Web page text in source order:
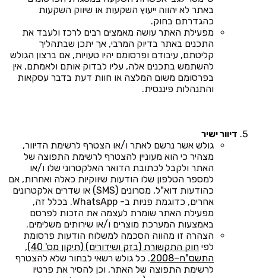
באתר לא יהווה ייעוץ השקעות או שיווק השקעות
כהגדרתם בחוק.
מפעילת האתר עושה מאמצים רבים לרכז ולעבד את
התכנים באתר בדיוק המרבי, אך יתכן שבתהליך
קליטתם, עיבודם ופרסומם יהיו טעויות, אם ברצון הגולש
להשתמש בתכנים אלה, עליו לבדוק אותם ולאמתם, אין
בפרסומם משום המלצה או חוות דעת בדבר עסקאות
והתנהלות פיננסית.
דיוור ישיר
גולש אשר נרשם לאתר ו/או הצטרף לרשימת הדיוור,
מצהיר כי הוא מעוניין להצטרף לרשימת התפוצה של
האתר ולקבל לכתובת הדואר האלקטרוני שלו ו/או
למספר הטלפון שלו הודעות שיווקיות כאלה ואחרות, אם
כהודעות דוא"ל, מסרונים (SMS) או שדרים אלקטרונים
אחרים, כדוגמת פניות ב- WhatsApp. בכלל זה,
מפעילת האתר שומרת לעצמה את הזכות לפרסם
באמצעות המערכת מוצרים ו/או שירותים משלימים.
הצהרה זו מהווה הסכמה למשלוח הודעות פרסומת
לפי
חוק התקשורת (בזק ושידורים) (תיקון מס' 40),
התשס"ח–2008
. כל גולש רשאי לבחור שלא להצטרף
לרשימת התפוצה של האתר, וכן להסיר את פרטיו